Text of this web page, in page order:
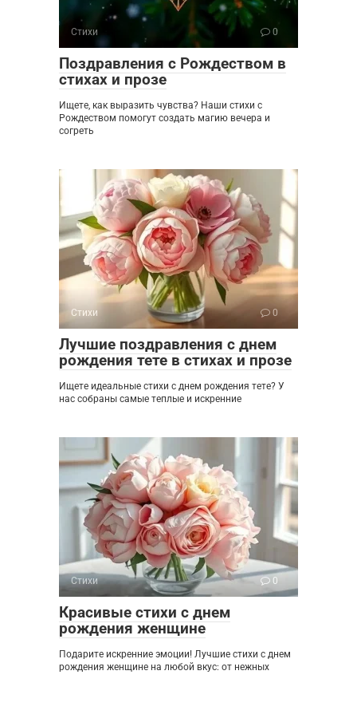
Стихи 0
Поздравления с Рождеством в
стихах и прозе
Ищете, как выразить чувства? Наши стихи с
Рождеством помогут создать магию вечера и
согреть
Стихи 0
Лучшие поздравления с днем
рождения тете в стихах и прозе
Ищете идеальные стихи с днем рождения тете? У
нас собраны самые теплые и искренние
Стихи 0
Красивые стихи с днем
рождения женщине
Подарите искренние эмоции! Лучшие стихи с днем
рождения женщине на любой вкус: от нежных